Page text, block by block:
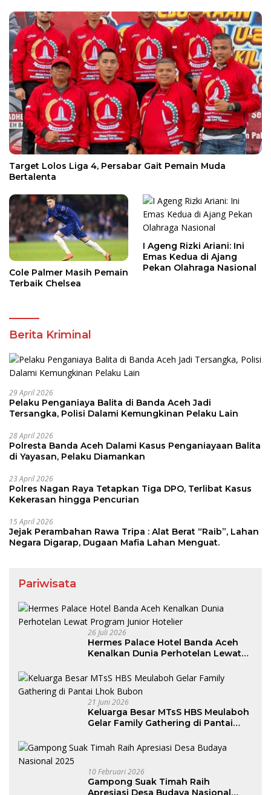
Target Lolos Liga 4, Persabar Gait Pemain Muda
Bertalenta
Cole Palmer Masih Pemain
Terbaik Chelsea
I Ageng Rizki Ariani: Ini
Emas Kedua di Ajang
Pekan Olahraga Nasional
Berita Kriminal
29 April 2026
Pelaku Penganiaya Balita di Banda Aceh Jadi
Tersangka, Polisi Dalami Kemungkinan Pelaku Lain
28 April 2026
Polresta Banda Aceh Dalami Kasus Penganiayaan Balita
di Yayasan, Pelaku Diamankan
23 April 2026
Polres Nagan Raya Tetapkan Tiga DPO, Terlibat Kasus
Kekerasan hingga Pencurian
15 April 2026
Jejak Perambahan Rawa Tripa : Alat Berat “Raib”, Lahan
Negara Digarap, Dugaan Mafia Lahan Menguat.
Pariwisata
26 Juli 2026
Hermes Palace Hotel Banda Aceh
Kenalkan Dunia Perhotelan Lewat
21 Juni 2026
Keluarga Besar MTsS HBS Meulaboh
Gelar Family Gathering di Pantai
10 Februari 2026
Gampong Suak Timah Raih
Apresiasi Desa Budaya Nasional